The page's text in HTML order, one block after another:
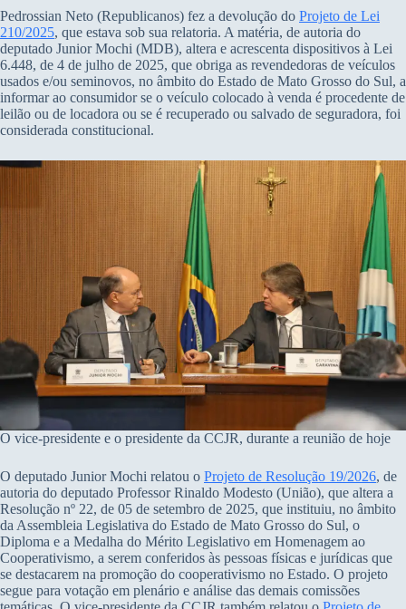
Pedrossian Neto (Republicanos) fez a devolução do Projeto de Lei
210/2025, que estava sob sua relatoria. A matéria, de autoria do
deputado Junior Mochi (MDB), altera e acrescenta dispositivos à Lei
6.448, de 4 de julho de 2025, que obriga as revendedoras de veículos
usados e/ou seminovos, no âmbito do Estado de Mato Grosso do Sul, a
informar ao consumidor se o veículo colocado à venda é procedente de
leilão ou de locadora ou se é recuperado ou salvado de seguradora, foi
considerada constitucional.
O vice-presidente e o presidente da CCJR, durante a reunião de hoje
O deputado Junior Mochi relatou o Projeto de Resolução 19/2026, de
autoria do deputado Professor Rinaldo Modesto (União), que altera a
Resolução nº 22, de 05 de setembro de 2025, que instituiu, no âmbito
da Assembleia Legislativa do Estado de Mato Grosso do Sul, o
Diploma e a Medalha do Mérito Legislativo em Homenagem ao
Cooperativismo, a serem conferidos às pessoas físicas e jurídicas que
se destacarem na promoção do cooperativismo no Estado. O projeto
segue para votação em plenário e análise das demais comissões